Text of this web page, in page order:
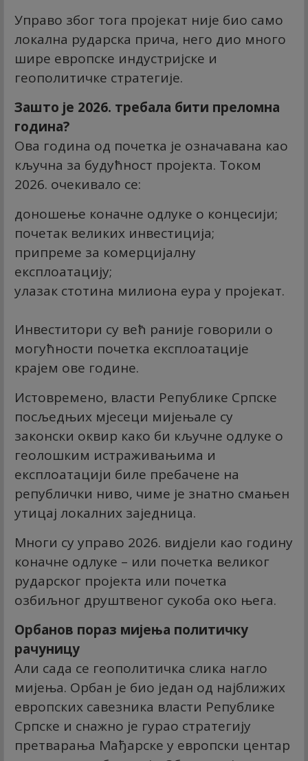
Управо због тога пројекат није био само
локална рударска прича, него дио много
шире европске индустријске и
геополитичке стратегије.
Зашто је 2026. требала бити преломна
година?
Ова година од почетка је означавана као
кључна за будућност пројекта. Током
2026. очекивало се:
доношење коначне одлуке о концесији;
почетак великих инвестиција;
припреме за комерцијалну
експлоатацију;
улазак стотина милиона еура у пројекат.
Инвеститори су већ раније говорили о
могућности почетка експлоатације
крајем ове године.
Истовремено, власти Републике Српске
посљедњих мјесеци мијењале су
законски оквир како би кључне одлуке о
геолошким истраживањима и
експлоатацији биле пребачене на
републички ниво, чиме је знатно смањен
утицај локалних заједница.
Многи су управо 2026. видјели као годину
коначне одлуке – или почетка великог
рударског пројекта или почетка
озбиљног друштвеног сукоба око њега.
Орбанов пораз мијења политичку
рачуницу
Али сада се геополитичка слика нагло
мијења. Орбан је био један од најближих
европских савезника власти Републике
Српске и снажно је гурао стратегију
претварања Мађарске у европски центар